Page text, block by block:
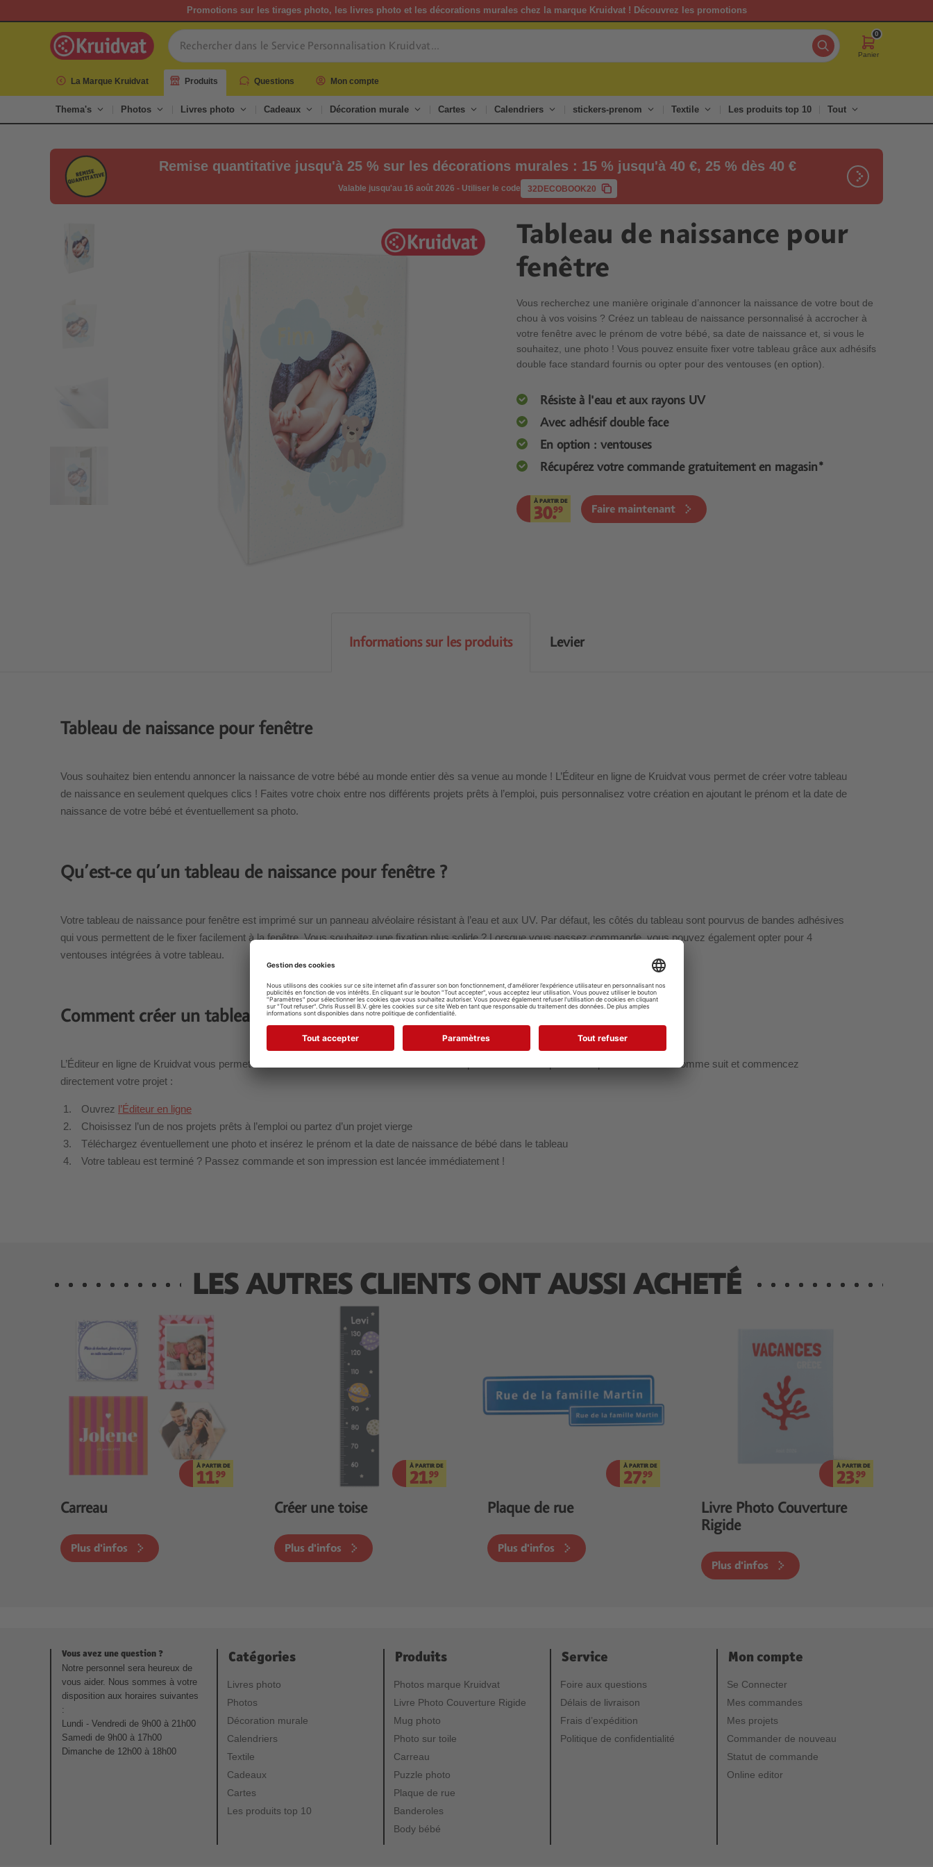
Promotions sur les tirages photo, les livres photo et les décorations murales chez la marque Kruidvat ! Découvrez les promotions
0
Panier
La Marque Kruidvat Produits Questions Mon compte
Thema's Photos Livres photo Cadeaux Décoration murale Cartes Calendriers stickers-prenom Textile Les produits top 10 Tout
Remise quantitative jusqu'à 25 % sur les décorations murales : 15 % jusqu'à 40 €, 25 % dès 40 €
Valable jusqu'au 16 août 2026 - Utiliser le code 32DECOBOOK20
Tableau de naissance pour
fenêtre
Vous recherchez une manière originale d’annoncer la naissance de votre bout de
chou à vos voisins ? Créez un tableau de naissance personnalisé à accrocher à
votre fenêtre avec le prénom de votre bébé, sa date de naissance et, si vous le
souhaitez, une photo ! Vous pouvez ensuite fixer votre tableau grâce aux adhésifs
double face standard fournis ou opter pour des ventouses (en option).
Résiste à l'eau et aux rayons UV
Avec adhésif double face
En option : ventouses
Récupérez votre commande gratuitement en magasin*
À PARTIR DE
30.99 Faire maintenant
Informations sur les produits Levier
Tableau de naissance pour fenêtre
Vous souhaitez bien entendu annoncer la naissance de votre bébé au monde entier dès sa venue au monde ! L’Éditeur en ligne de Kruidvat vous permet de créer votre tableau
de naissance en seulement quelques clics ! Faites votre choix entre nos différents projets prêts à l’emploi, puis personnalisez votre création en ajoutant le prénom et la date de
naissance de votre bébé et éventuellement sa photo.
Qu’est-ce qu’un tableau de naissance pour fenêtre ?
Votre tableau de naissance pour fenêtre est imprimé sur un panneau alvéolaire résistant à l’eau et aux UV. Par défaut, les côtés du tableau sont pourvus de bandes adhésives
qui vous permettent de le fixer facilement à la fenêtre. Vous souhaitez une fixation plus solide ? Lorsque vous passez commande, vous pouvez également opter pour 4
ventouses intégrées à votre tableau.
Comment créer un tableau de naissance pour fenêtre ?
L’Éditeur en ligne de Kruidvat vous permet de créer facilement votre tableau de naissance pour fenêtre avec prénom et photo. Procédez comme suit et commencez
directement votre projet :
Ouvrez l’Éditeur en ligne
Choisissez l’un de nos projets prêts à l’emploi ou partez d’un projet vierge
Téléchargez éventuellement une photo et insérez le prénom et la date de naissance de bébé dans le tableau
Votre tableau est terminé ? Passez commande et son impression est lancée immédiatement !
LES AUTRES CLIENTS ONT AUSSI ACHETÉ
À PARTIR DE
11.99
Carreau
Plus d'infos
À PARTIR DE
21.99
Créer une toise
Plus d'infos
À PARTIR DE
27.99
Plaque de rue
Plus d'infos
À PARTIR DE
23.99
Livre Photo Couverture
Rigide
Plus d'infos
Vous avez une question ?
Notre personnel sera heureux de
vous aider. Nous sommes à votre
disposition aux horaires suivantes
:
Lundi - Vendredi de 9h00 à 21h00
Samedi de 9h00 à 17h00
Dimanche de 12h00 à 18h00
Catégories
Livres photo
Photos
Décoration murale
Calendriers
Textile
Cadeaux
Cartes
Les produits top 10
Produits
Photos marque Kruidvat
Livre Photo Couverture Rigide
Mug photo
Photo sur toile
Carreau
Puzzle photo
Plaque de rue
Banderoles
Body bébé
Service
Foire aux questions
Délais de livraison
Frais d’expédition
Politique de confidentialité
Mon compte
Se Connecter
Mes commandes
Mes projets
Commander de nouveau
Statut de commande
Online editor